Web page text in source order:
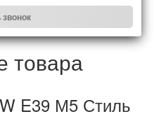
товара
E39 М5 Стиль